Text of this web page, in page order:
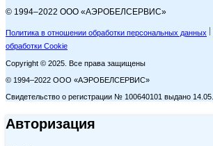
© 1994–2022 ООО «АЭРОБЕЛСЕРВИС»
Политика в отношении обработки персональных данных
обработки Cookie
Copyright © 2025. Все права защищены
© 1994–2022 ООО «АЭРОБЕЛСЕРВИС»
Свидетельство о регистрации № 100640101 выдано
Авторизация